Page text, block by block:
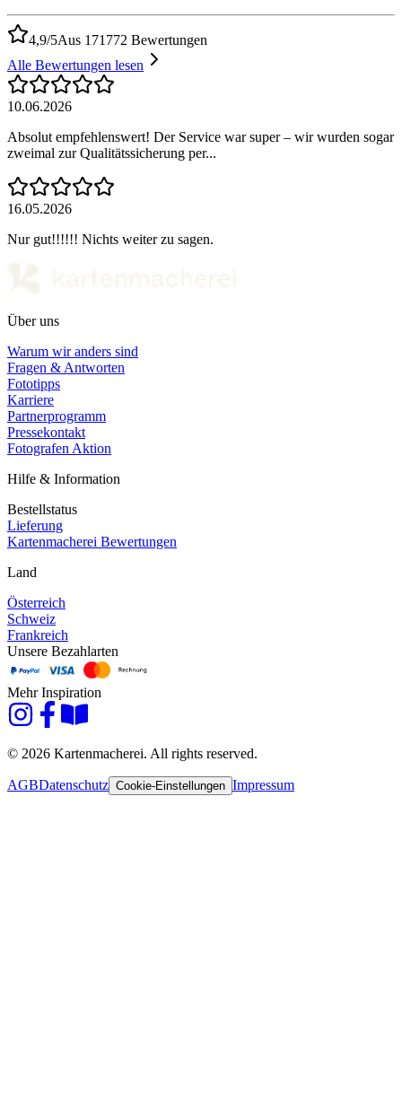
4,9/5Aus 171772 Bewertungen
Alle Bewertungen lesen
10.06.2026
Absolut empfehlenswert! Der Service war super – wir wurden sogar
zweimal zur Qualitätssicherung per...
16.05.2026
Nur gut!!!!!! Nichts weiter zu sagen.
Über uns
Warum wir anders sind
Fragen & Antworten
Fototipps
Karriere
Partnerprogramm
Pressekontakt
Fotografen Aktion
Hilfe & Information
Bestellstatus
Lieferung
Kartenmacherei Bewertungen
Land
Österreich
Schweiz
Frankreich
Unsere Bezahlarten
Mehr Inspiration
© 2026 Kartenmacherei. All rights reserved.
AGBDatenschutz Cookie-Einstellungen Impressum